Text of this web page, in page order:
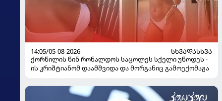
14:05/05-08-2026
ᲡᲮᲕᲐᲓᲐᲡᲮᲕᲐ
ქორწილის წინ რონალდოს საცოლეს სქელი უწოდეს -
ის კრიშტიანომ დაამშვიდა და მორგანიც გამოექომაგა